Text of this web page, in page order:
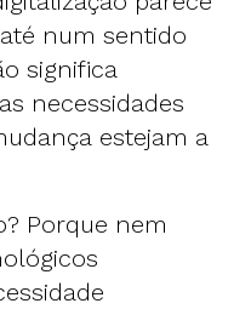
num sentido
significa
necessidades
estejam a
Porque nem